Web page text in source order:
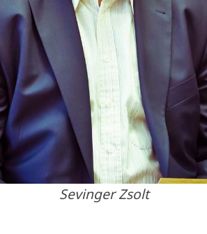
Sevinger Zsolt